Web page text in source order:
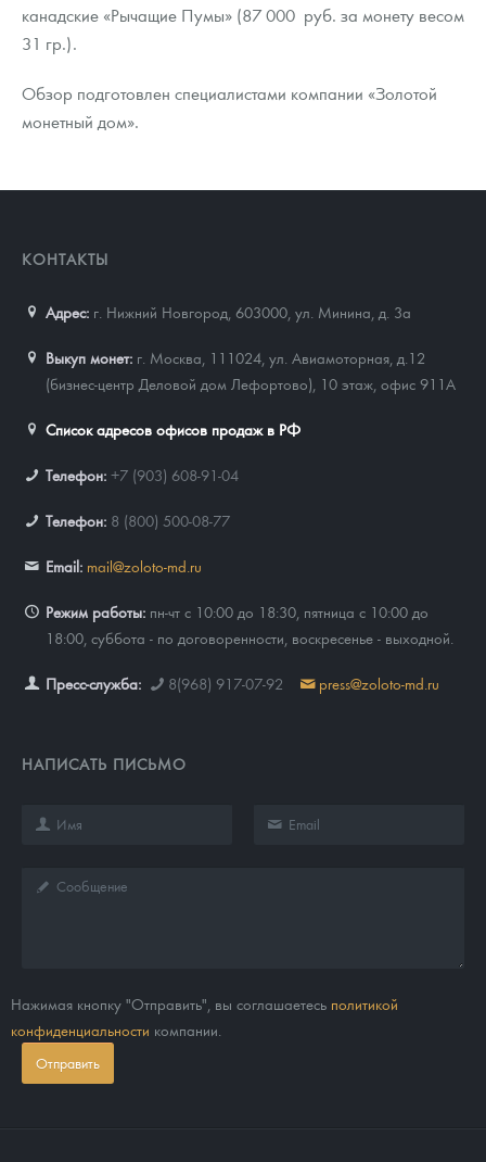
канадские «Рычащие Пумы» (87 000 руб. за монету весом
31 гр.).
Обзор подготовлен специалистами компании «Золотой
монетный дом».
КОНТАКТЫ
Адрес: г. Нижний Новгород, 603000 ул. Минина, д. 3а
Выкуп монет: г. Москва, 111024, ул. Авиамоторная, д.12
(бизнес-центр Деловой дом Лефортово), 10 этаж, офис 911А
Список адресов офисов продаж в РФ
Телефон: +7 (903) 608-91-04
Телефон: 8 (800) 500-08-77
Email: mail@zoloto-md.ru
Режим работы: пн-чт с 10:00 до 18:30, пятница с 10:00 до
18:00, суббота - по договоренности, воскресенье - выходной.
Пресс-служба: 8(968) 917-07-92 press@zoloto-md.ru
НАПИСАТЬ ПИСЬМО
Нажимая кнопку "Отправить", вы соглашаетесь политикой
конфиденциальности компании.
Отправить